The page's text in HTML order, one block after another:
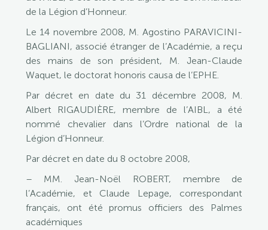
de la Légion d’Honneur.
Le 14 novembre 2008, M. Agostino PARAVICINI-
BAGLIANI, associé étranger de l’Académie, a reçu
des mains de son président, M. Jean-Claude
Waquet, le doctorat honoris causa de l’EPHE.
Par décret en date du 31 décembre 2008, M.
Albert RIGAUDIÈRE, membre de l’AIBL, a été
nommé chevalier dans l’Ordre national de la
Légion d’Honneur.
Par décret en date du 8 octobre 2008,
– MM. Jean-Noël ROBERT, membre de
l’Académie, et Claude Lepage, correspondant
français, ont été promus officiers des Palmes
académiques